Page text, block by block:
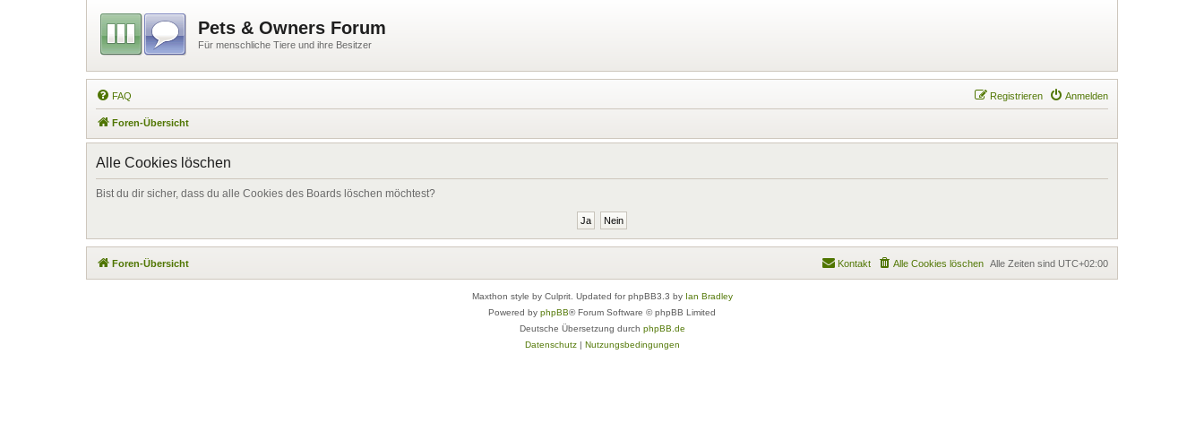
Pets & Owners Forum
Für menschliche Tiere und ihre Besitzer
FAQ Anmelden
Registrieren
Foren-Übersicht
Alle Cookies löschen
Bist du dir sicher, dass du alle Cookies des Boards löschen möchtest?
Foren-Übersicht Alle Zeiten sind UTC+02:00
Alle Cookies löschen
Kontakt
Maxthon style by Culprit. Updated for phpBB3.3 by Ian Bradley
Powered by phpBB® Forum Software © phpBB Limited
Deutsche Übersetzung durch phpBB.de
Datenschutz| Nutzungsbedingungen